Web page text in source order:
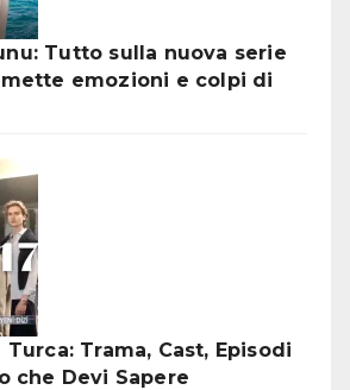
Tutto sulla nuova serie
emozioni e colpi di
Turca: Trama, Cast, Episodi
che Devi Sapere